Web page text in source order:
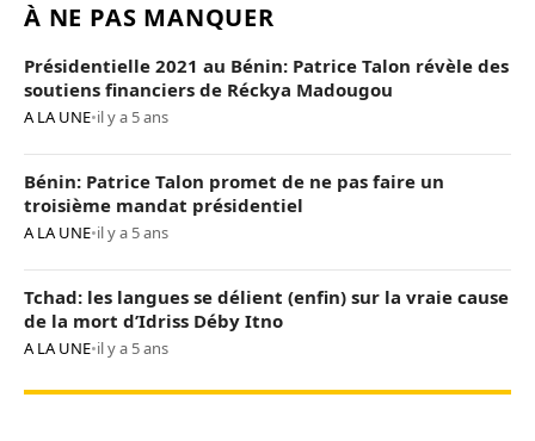
À NE PAS MANQUER
Présidentielle 2021 au Bénin: Patrice Talon révèle des
soutiens financiers de Réckya Madougou
A LA UNE•il y a 5 ans
Bénin: Patrice Talon promet de ne pas faire un
troisième mandat présidentiel
A LA UNE•il y a 5 ans
Tchad: les langues se délient (enfin) sur la vraie cause
de la mort d’Idriss Déby Itno
A LA UNE•il y a 5 ans